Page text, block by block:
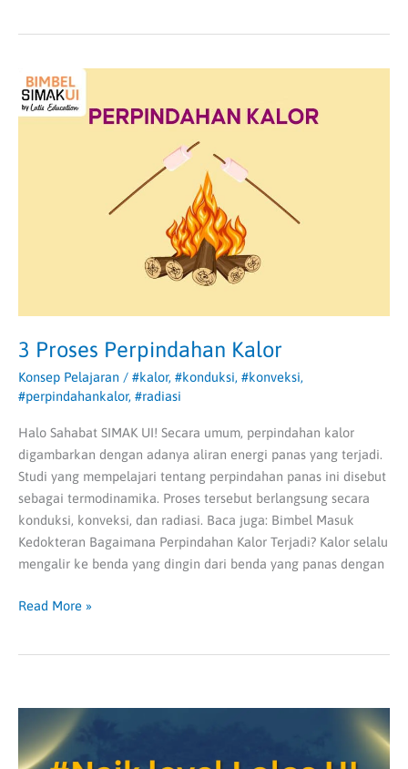
3 Proses Perpindahan Kalor
Konsep Pelajaran / #kalor, #konduksi, #konveksi,
#perpindahankalor, #radiasi
Halo Sahabat SIMAK UI! Secara umum, perpindahan kalor
digambarkan dengan adanya aliran energi panas yang terjadi.
Studi yang mempelajari tentang perpindahan panas ini disebut
sebagai termodinamika. Proses tersebut berlangsung secara
konduksi, konveksi, dan radiasi. Baca juga: Bimbel Masuk
Kedokteran Bagaimana Perpindahan Kalor Terjadi? Kalor selalu
mengalir ke benda yang dingin dari benda yang panas dengan
Proses
Perpindahan
Read More »